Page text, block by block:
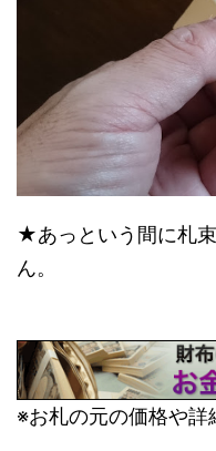
★あっという間に札
ん。
※お札の元の価格や